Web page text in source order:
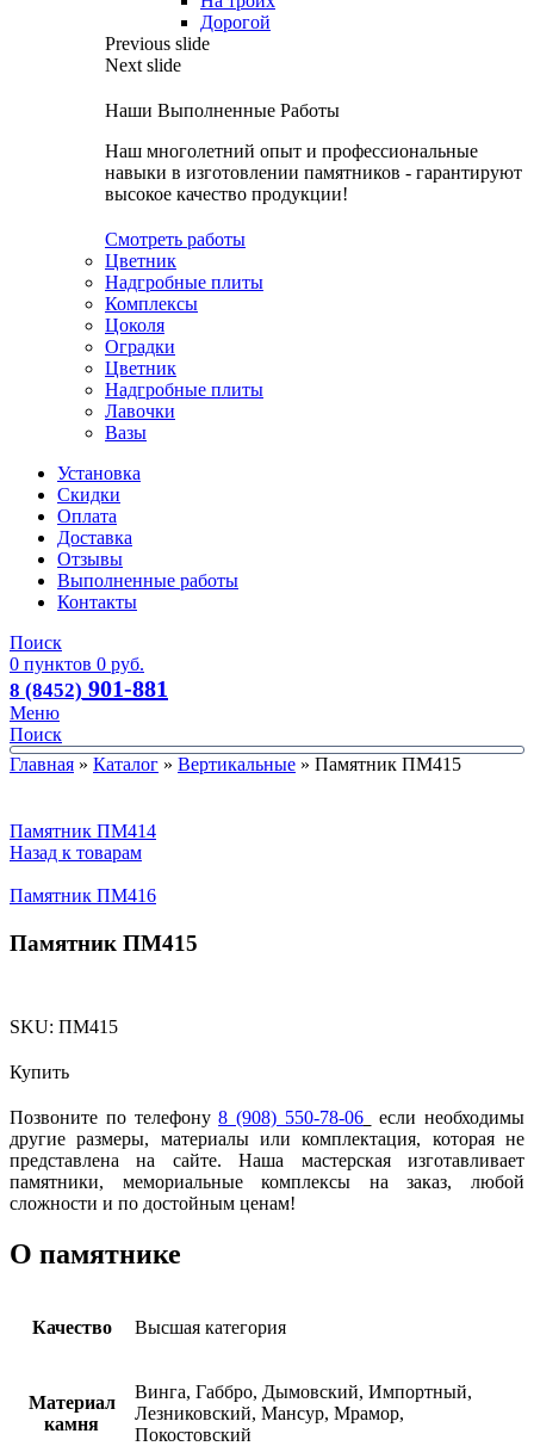
Дорогой
Previous slide
Next slide
Наши Выполненные Работы
Наш многолетний опыт и профессиональные
навыки в изготовлении памятников - гарантируют
высокое качество продукции!
Смотреть работы
Цветник
Надгробные плиты
Комплексы
Цоколя
Оградки
Цветник
Надгробные плиты
Лавочки
Вазы
Установка
Скидки
Оплата
Доставка
Отзывы
Выполненные работы
Контакты
Поиск
0 пунктов 0 руб.
8 (8452) 901-881
Меню
Поиск
Главная » Каталог » Вертикальные » Памятник ПМ415
Памятник ПМ414
Назад к товарам
Памятник ПМ416
Памятник ПМ415
SKU: ПМ415
Купить
Позвоните по телефону8 (908) 550-78-06
если необходимы
другие размеры, материалы или комплектация, которая не
представлена на сайте. Наша мастерская изготавливает
памятники, мемориальные комплексы на заказ, любой
сложности и по достойным ценам!
О памятнике
Качество Высшая категория
Материал
камня
Винга, Габбро, Дымовский, Импортный,
Лезниковский, Мансур, Мрамор,
Покостовский